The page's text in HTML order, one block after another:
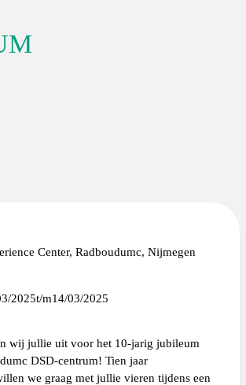
Center, Radboudumc, Nijmegen
2025 14/03/2025
wij jullie uit voor het 10-jarig jubileum
DSD-centrum! Tien jaar
we graag met jullie vieren tijdens een